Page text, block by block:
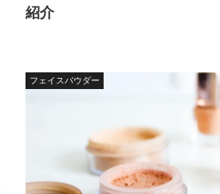
紹介
フェイスパウダー